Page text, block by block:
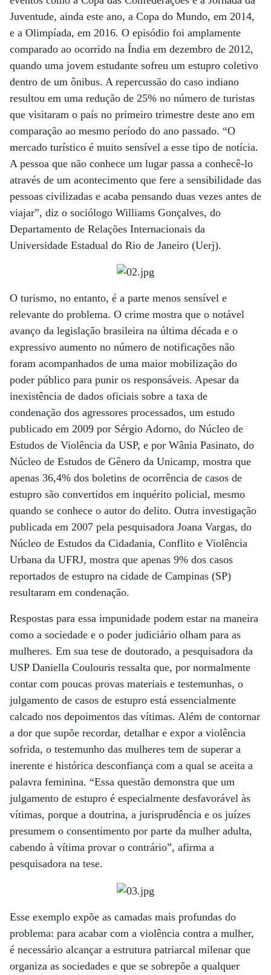
Juventude, ainda este ano, a Copa do Mundo, em 2014,
e a Olimpíada, em 2016. O episódio foi amplamente
comparado ao ocorrido na Índia em dezembro de 2012,
quando uma jovem estudante sofreu um estupro coletivo
dentro de um ônibus. A repercussão do caso indiano
resultou em uma redução de 25% no número de turistas
que visitaram o país no primeiro trimestre deste ano em
comparação ao mesmo período do ano passado. “O
mercado turístico é muito sensível a esse tipo de notícia.
A pessoa que não conhece um lugar passa a conhecê-lo
através de um acontecimento que fere a sensibilidade das
pessoas civilizadas e acaba pensando duas vezes antes de
viajar”, diz o sociólogo Williams Gonçalves, do
Departamento de Relações Internacionais da
Universidade Estadual do Rio de Janeiro (Uerj).
O turismo, no entanto, é a parte menos sensível e
relevante do problema. O crime mostra que o notável
avanço da legislação brasileira na última década e o
expressivo aumento no número de notificações não
foram acompanhados de uma maior mobilização do
poder público para punir os responsáveis. Apesar da
inexistência de dados oficiais sobre a taxa de
condenação dos agressores processados, um estudo
publicado em 2009 por Sérgio Adorno, do Núcleo de
Estudos de Violência da USP, e por Wânia Pasinato, do
Núcleo de Estudos de Gênero da Unicamp, mostra que
apenas 36,4% dos boletins de ocorrência de casos de
estupro são convertidos em inquérito policial, mesmo
quando se conhece o autor do delito. Outra investigação
publicada em 2007 pela pesquisadora Joana Vargas, do
Núcleo de Estudos da Cidadania, Conflito e Violência
Urbana da UFRJ, mostra que apenas 9% dos casos
reportados de estupro na cidade de Campinas (SP)
resultaram em condenação.
Respostas para essa impunidade podem estar na maneira
como a sociedade e o poder judiciário olham para as
mulheres. Em sua tese de doutorado, a pesquisadora da
USP Daniella Coulouris ressalta que, por normalmente
contar com poucas provas materiais e testemunhas, o
julgamento de casos de estupro está essencialmente
calcado nos depoimentos das vítimas. Além de contornar
a dor que supõe recordar, detalhar e expor a violência
sofrida, o testemunho das mulheres tem de superar a
inerente e histórica desconfiança com a qual se aceita a
palavra feminina. “Essa questão demonstra que um
julgamento de estupro é especialmente desfavorável às
vítimas, porque a doutrina, a jurisprudência e os juízes
presumem o consentimento por parte da mulher adulta,
cabendo à vítima provar o contrário”, afirma a
pesquisadora na tese.
Esse exemplo expõe as camadas mais profundas do
problema: para acabar com a violência contra a mulher,
é necessário alcançar a estrutura patriarcal milenar que
organiza as sociedades e que se sobrepõe a qualquer